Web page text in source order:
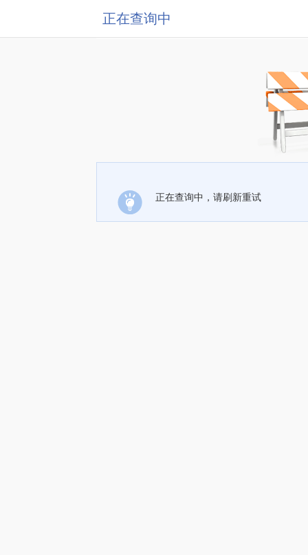
正在查询中
正在查询中，请刷新重试